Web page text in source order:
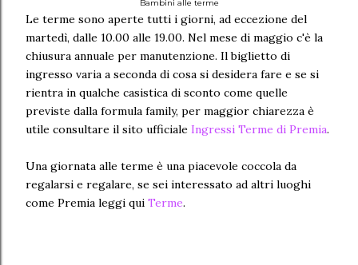
Bambini alle terme
Le terme sono aperte tutti i giorni, ad eccezione del
martedì, dalle 10.00 alle 19.00. Nel mese di maggio c'è la
chiusura annuale per manutenzione. Il biglietto di
ingresso varia a seconda di cosa si desidera fare e se si
rientra in qualche casistica di sconto come quelle
previste dalla formula family, per maggior chiarezza è
utile consultare il sito ufficiale Ingressi Terme di Premia.
Una giornata alle terme è una piacevole coccola da
regalarsi e regalare, se sei interessato ad altri luoghi
come Premia leggi qui Terme.